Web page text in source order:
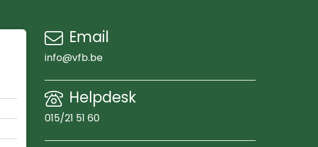
Email
info@vfb.be
Helpdesk
015/21 51 60